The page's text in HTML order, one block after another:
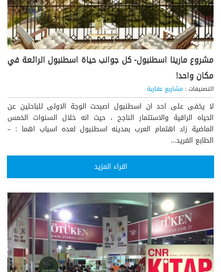
مشروع مارينا اسطنبول- كل جوانب حياة اسطنبول الرائعة في
مكان واحد!
التصنيفات : مشاريع عقارية
لا يخفى على احد ان اسطنبول اصبحت الوجة الاولى للباحثين عن
الحياه الراقية والاستثمار الناجح ، حيث انه خلال السنوات الخمس
الماضية زاد اهتمام العرب بمدينه اسطنبول لعده اسباب اهما : –
الطابع الفريد…
اقراء المزيد